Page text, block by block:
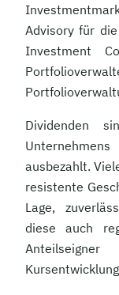
Advisory für
Investment
Dividenden
ausbezahlt.
resistente
Lage,
diese auch